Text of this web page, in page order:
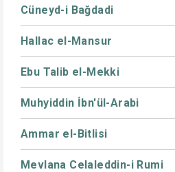
Cüneyd-i Bağdadi
Hallac el-Mansur
Ebu Talib el-Mekki
Muhyiddin İbn'ül-Arabi
Ammar el-Bitlisi
Mevlana Celaleddin-i Rumi